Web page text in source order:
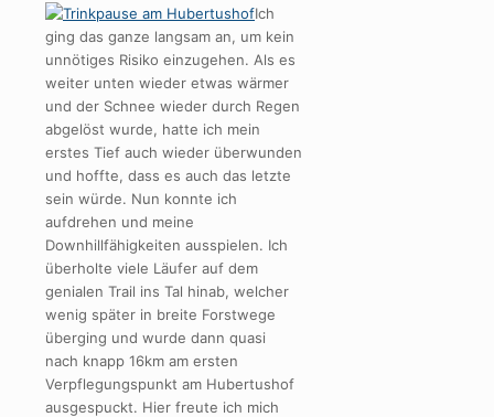
Ich
ging das ganze langsam an, um kein
unnötiges Risiko einzugehen. Als es
weiter unten wieder etwas wärmer
und der Schnee wieder durch Regen
abgelöst wurde, hatte ich mein
erstes Tief auch wieder überwunden
und hoffte, dass es auch das letzte
sein würde. Nun konnte ich
aufdrehen und meine
Downhillfähigkeiten ausspielen. Ich
überholte viele Läufer auf dem
genialen Trail ins Tal hinab, welcher
wenig später in breite Forstwege
überging und wurde dann quasi
nach knapp 16km am ersten
Verpflegungspunkt am Hubertushof
ausgespuckt. Hier freute ich mich